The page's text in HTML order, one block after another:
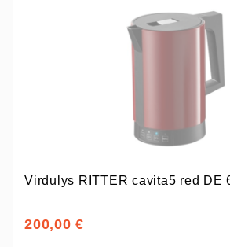
Virdulys RITTER cavita5 red DE
200,00 €